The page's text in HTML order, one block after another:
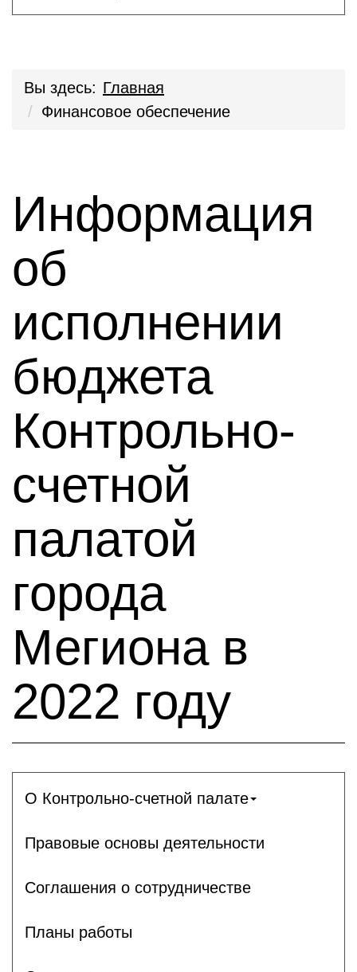
Вы здесь: Главная
Финансовое обеспечение
Информация
об
исполнении
бюджета
Контрольно-
счетной
палатой
города
Мегиона в
2022 году
О Контрольно-счетной палате
Правовые основы деятельности
Соглашения о сотрудничестве
Планы работы